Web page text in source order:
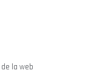
la web